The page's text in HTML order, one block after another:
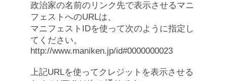
政治家の名前のリンク先で表示させるマニ
フェストへのURLは、
マニフェストIDを使って次のように指定し
てください。
http://www.maniken.jp/id#0000000023
上記URLを使ってクレジットを表示させる